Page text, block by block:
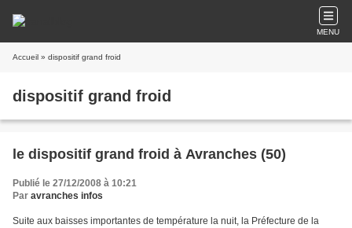
MENU
Accueil » dispositif grand froid
dispositif grand froid
le dispositif grand froid à Avranches (50)
Publié le 27/12/2008 à 10:21
Par avranches infos
Suite aux baisses importantes de température la nuit, la Préfecture de la